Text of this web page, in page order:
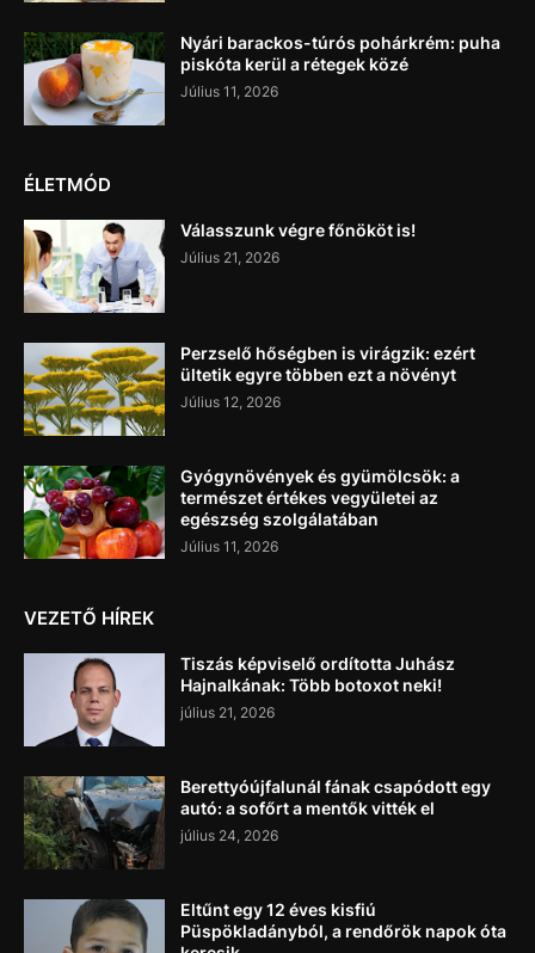
Nyári barackos-túrós pohárkrém: puha
piskóta kerül a rétegek közé
Július 11, 2026
ÉLETMÓD
Válasszunk végre főnököt is!
Július 21, 2026
Perzselő hőségben is virágzik: ezért
ültetik egyre többen ezt a növényt
Július 12, 2026
Gyógynövények és gyümölcsök: a
természet értékes vegyületei az
egészség szolgálatában
Július 11, 2026
VEZETŐ HÍREK
Tiszás képviselő ordította Juhász
Hajnalkának: Több botoxot neki!
július 21, 2026
Berettyóújfalunál fának csapódott egy
autó: a sofőrt a mentők vitték el
július 24, 2026
Eltűnt egy 12 éves kisfiú
Püspökladányból, a rendőrök napok óta